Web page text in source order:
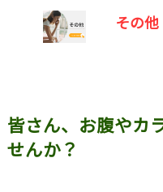
その他
皆さん、お腹やカ
せんか？